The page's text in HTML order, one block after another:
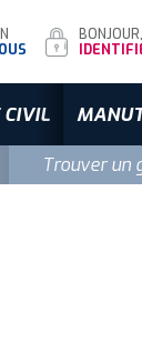
BONJOUR,
CIVIL
Trouver un